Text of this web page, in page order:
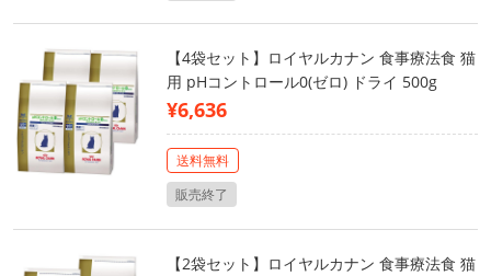
【4袋セット】ロイヤルカナン 食事療法食 猫
用 pHコントロール0(ゼロ) ドライ 500g
¥6,636
送料無料
販売終了
【2袋セット】ロイヤルカナン 食事療法食 猫